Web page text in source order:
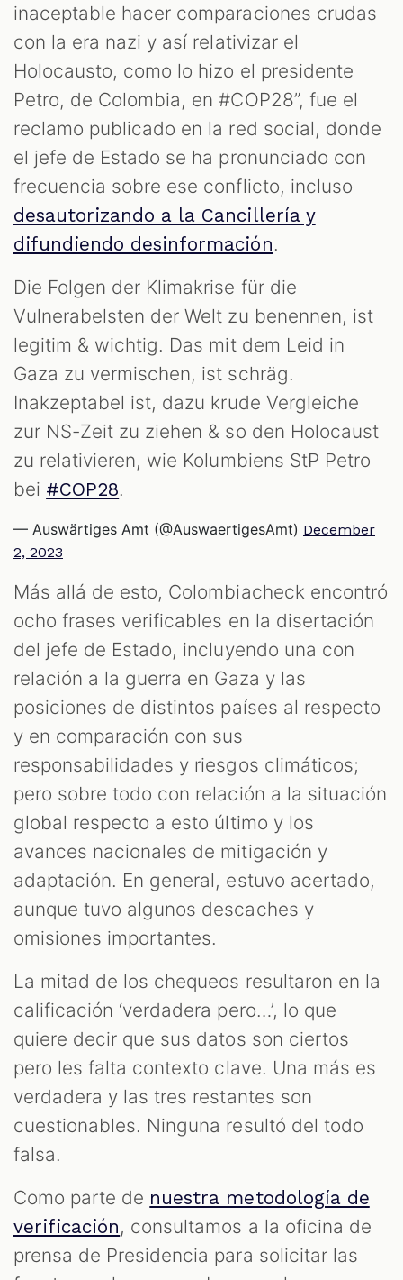
inaceptable hacer comparaciones crudas
con la era nazi y así relativizar el
Holocausto, como lo hizo el presidente
Petro, de Colombia, en #COP28”, fue el
reclamo publicado en la red social, donde
el jefe de Estado se ha pronunciado con
frecuencia sobre ese conflicto, incluso
desautorizando a la Cancillería y
difundiendo desinformación.
Die Folgen der Klimakrise für die
Vulnerabelsten der Welt zu benennen, ist
legitim & wichtig. Das mit dem Leid in
Gaza zu vermischen, ist schräg.
Inakzeptabel ist, dazu krude Vergleiche
zur NS-Zeit zu ziehen & so den Holocaust
zu relativieren, wie Kolumbiens StP Petro
bei #COP28.
— Auswärtiges Amt (@AuswaertigesAmt) December
2, 2023
Más allá de esto, Colombiacheck encontró
ocho frases verificables en la disertación
del jefe de Estado, incluyendo una con
relación a la guerra en Gaza y las
posiciones de distintos países al respecto
y en comparación con sus
responsabilidades y riesgos climáticos;
pero sobre todo con relación a la situación
global respecto a esto último y los
avances nacionales de mitigación y
adaptación. En general, estuvo acertado,
aunque tuvo algunos descaches y
omisiones importantes.
La mitad de los chequeos resultaron en la
calificación ‘verdadera pero…’, lo que
quiere decir que sus datos son ciertos
pero les falta contexto clave. Una más es
verdadera y las tres restantes son
cuestionables. Ninguna resultó del todo
falsa.
Como parte de nuestra metodología de
verificación, consultamos a la oficina de
prensa de Presidencia para solicitar las